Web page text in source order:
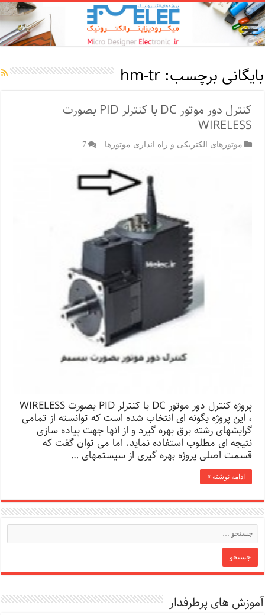
بایگانی برچسب:hm-tr
کنترل دور موتور DC با کنترلر PID بصورت
WIRELESS
موتورهای الکتریکی و راه اندازی موتورها 7
پروژه کنترل دور موتور DC با کنترلر PID بصورت WIRELESS
، این پروژه بگونه ای انتخاب شده است که توانسته از تمامی
گرایشهای رشته برق بهره گیرد و از انها جهت پیاده سازی
نتیجه ای مطلوب استفاده نماید. اما می توان گفت که
قسمت اصلی پروژه بهره گیری از سیستمهای …
ادامه نوشته »
آموزش های پرطرفدار